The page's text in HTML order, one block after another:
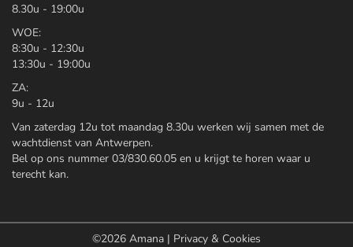
8.30u - 19:00u
WOE:
8:30u - 12:30u
13:30u - 19:00u
ZA:
9u - 12u
Van zaterdag 12u tot maandag 8.30u werken wij samen met de
wachtdienst van Antwerpen.
Bel op ons nummer 03/830.60.05 en u krijgt te horen waar u
terecht kan.
©2026 Amana | Privacy & Cookies